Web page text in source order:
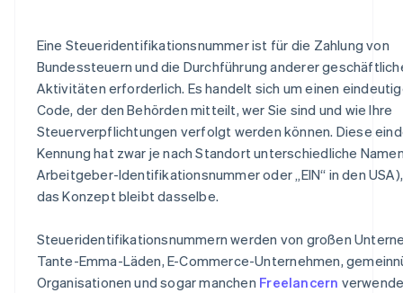
Datensicherheit
Versäumnis bei der Erfüllung der
Wiederholte Anträge
Betrügerische Websites
Eine Steueridentifikationsnummer ist für die Zahlung von
Bundessteuern und die Durchführung anderer
Aktivitäten erforderlich. Es handelt sich um einen
Code, der den Behörden mitteilt, wer Sie sind und wie Ihre
Steuerverpflichtungen verfolgt werden können. Diese
Kennung hat zwar je nach Standort unterschiedliche
Arbeitgeber-Identifikationsnummer oder „EIN“ in den
das Konzept bleibt dasselbe.
Steueridentifikationsnummern werden von großen
Tante-Emma-Läden, E-Commerce-Unternehmen,
Organisationen und sogar manchen Freelancern